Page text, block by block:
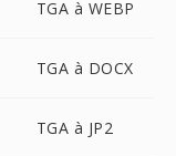
TGA à WEBP
TGA à DOCX
TGA à JP2